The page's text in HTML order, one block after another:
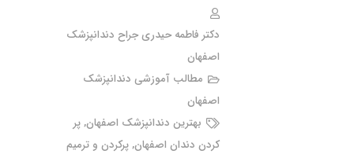
دکتر فاطمه حیدری جراح دندانپزشک
اصفهان
مطالب آموزشی دندانپزشک
اصفهان
بهترین دندانپزشک اصفهان,پر
کردن دندان اصفهان,پرکردن و ترمیم